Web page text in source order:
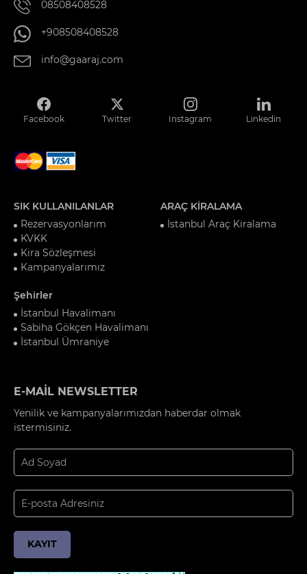
08508408528
+908508408528
info@gaaraj.com
Facebook Twitter Instagram Linkedin
SIK KULLANILANLAR
Rezervasyonlarım
KVKK
Kira Sözleşmesi
Kampanyalarımız
ARAÇ KİRALAMA
İstanbul Araç Kiralama
Şehirler
İstanbul Havalimanı
Sabiha Gökçen Havalimanı
İstanbul Ümraniye
E-MAİL NEWSLETTER
Yenilik ve kampanyalarımızdan haberdar olmak
istermisiniz.
KAYIT